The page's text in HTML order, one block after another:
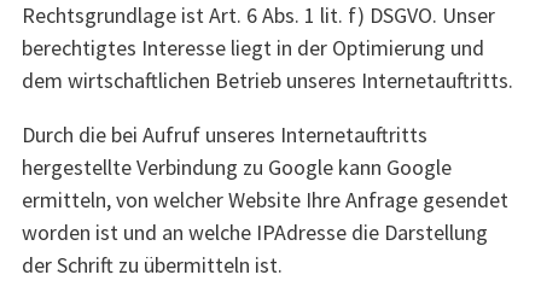
Rechtsgrundlage ist Art. 6 Abs. 1 lit. f) DSGVO. Unser
berechtigtes Interesse liegt in der Optimierung und
dem wirtschaftlichen Betrieb unseres Internetauftritts.
Durch die bei Aufruf unseres Internetauftritts
hergestellte Verbindung zu Google kann Google
ermitteln, von welcher Website Ihre Anfrage gesendet
worden ist und an welche IPAdresse die Darstellung
der Schrift zu übermitteln ist.